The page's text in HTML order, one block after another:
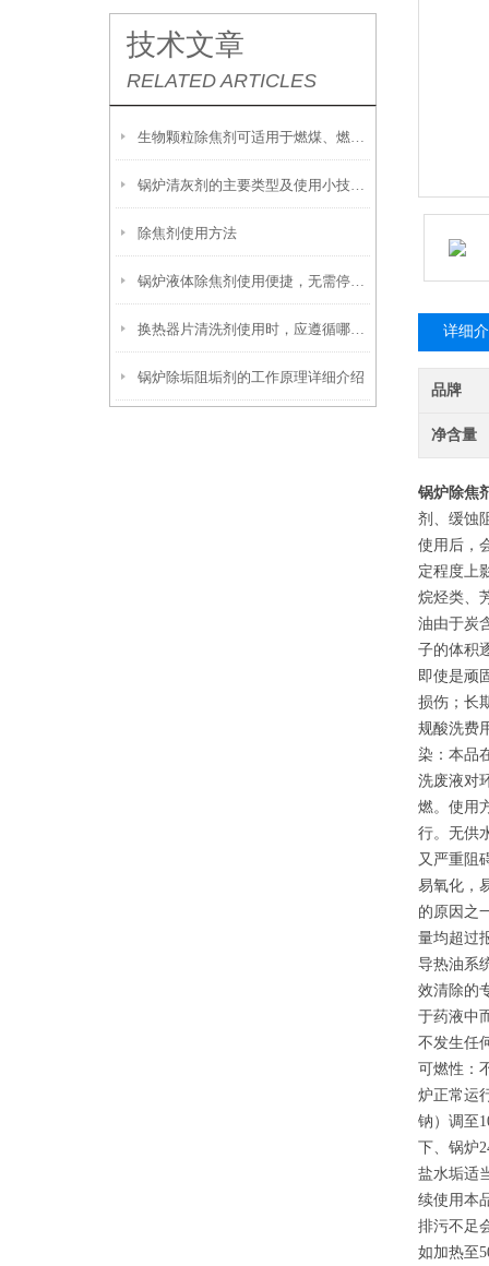
技术文章
RELATED ARTICLES
生物颗粒除焦剂可适用于燃煤、燃油及生物质混燃锅炉的定期除焦
锅炉清灰剂的主要类型及使用小技巧分享
除焦剂使用方法
锅炉液体除焦剂使用便捷，无需停炉即可在线投加
换热器片清洗剂使用时，应遵循哪些步骤？
锅炉除垢阻垢剂的工作原理详细介绍
详细
品牌
净含量
锅炉除焦
剂、缓蚀
使用后，
定程度上
烷烃类、
油由于炭
子的体积
即使是顽
损伤；长
规酸洗费
染：本品
洗废液对
燃。使用
行。无供
又严重阻
易氧化，
的原因之
量均超过
导热油系
效清除的
于药液中
不发生任
可燃性：
炉正常运
钠）调至
下、锅炉
盐水垢适
续使用本
排污不足
如加热至